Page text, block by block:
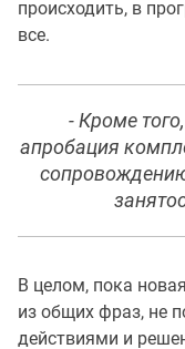
происходить, в
все.
- Кроме
апробация
В целом, пока
из общих фраз, не
действиями и